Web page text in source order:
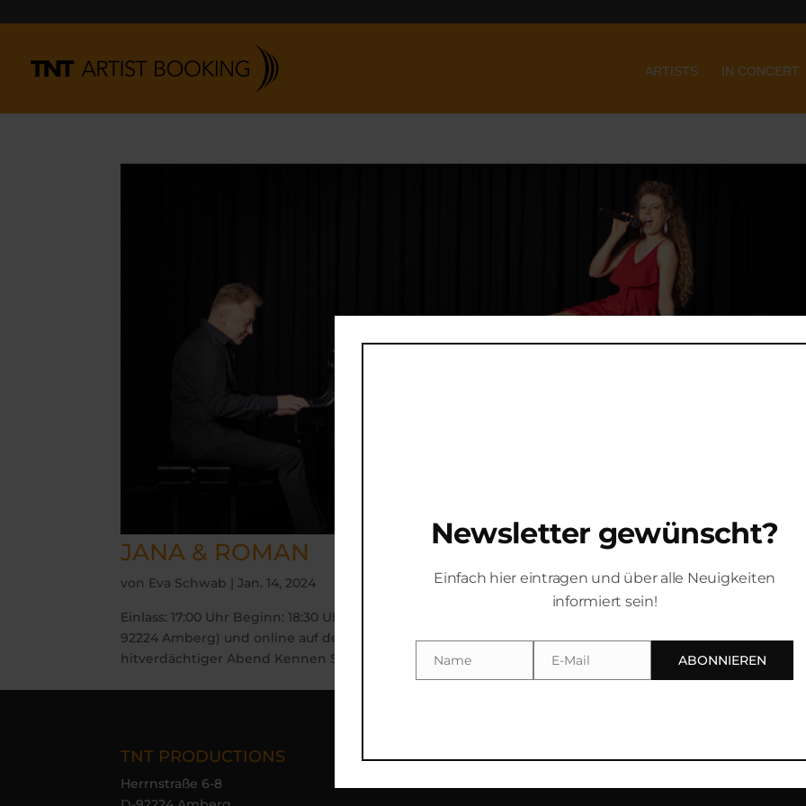
ARTISTS IN CONCERT
JANA & ROMAN
von Eva Schwab |Jan. 14, 2024
Einlass: 17:00 Uhr Beginn: 18:30 Uhr TICKETS VVK: 15 € Tickets gibt es im Atelier Teufelsbäck (Batteriegasse
92224 Amberg) und online auf der Teufelsbäck Website. JANA MÜLLER & ROMAN PODOSCHIK Ein
hitverdächtiger Abend Kennen Sie das? Da läuft ein ganz...
TNT PRODUCTIONS
Herrnstraße 6-8
Navigation Navigation
Newsletter gewünscht?
Einfach hier eintragen und über alle Neuigkeiten
informiert sein!
Name
Name
Email
E-Mail ABONNIEREN